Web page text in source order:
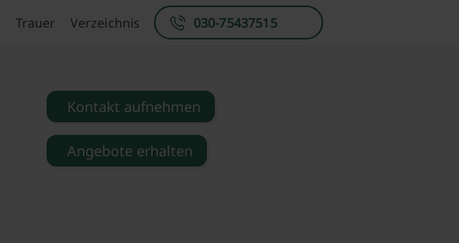
Trauer Verzeichnis 030-75437515
Kontakt aufnehmen
Angebote erhalten